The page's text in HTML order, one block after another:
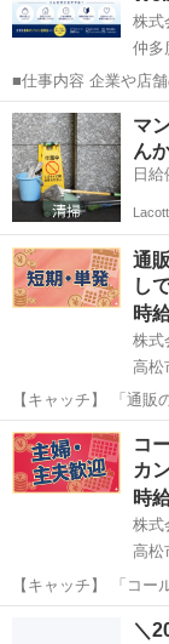
株式
仲多
■仕事内容 企業や店舗のWeb集客をサポートするお仕事です。 Google
を活用した「Web上
ます。 日々の集客運用や問い合わせ対応、顧客対応はすべて運営本部
が行うため...
香川 仲多度郡
マ
ん
通
し
時
株式
高松
【キャッチ】 「通
紹介します！コールセンター・事務 【コ
前払い＆履歴書不要
ルに合わせたお仕事
香川 高松市
コ
カ
時
株式
高松
【キャッチ】 「コー
土日祝休み！17:00退社！扶養内OK 【コ
前払い＆履歴書不要
＼